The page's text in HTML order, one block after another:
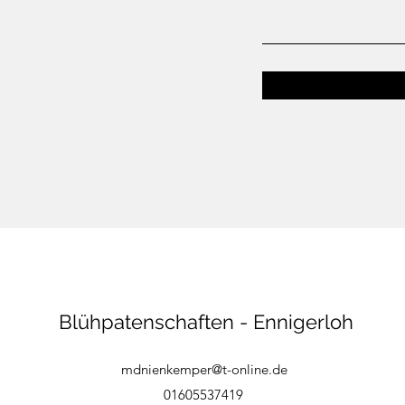
Blühpatenschaften - Ennigerloh
mdnienkemper@t-online.de
01605537419